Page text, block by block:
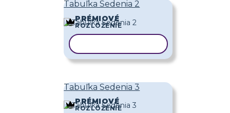
Tabuľka Sedenia 2
PRÉMIOVÉ
ROZLOŽENIE
Tabuľka Sedenia 3
PRÉMIOVÉ
ROZLOŽENIE